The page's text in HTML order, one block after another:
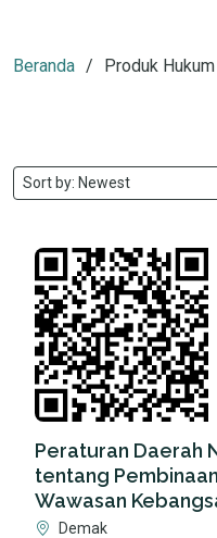
Beranda Produk
Peraturan Daerah
tentang
Wawasan
Demak